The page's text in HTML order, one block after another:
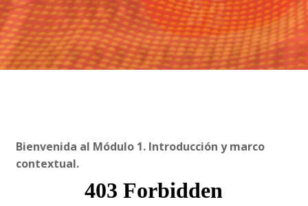
Bienvenida al Módulo 1. Introducción y marco
contextual.